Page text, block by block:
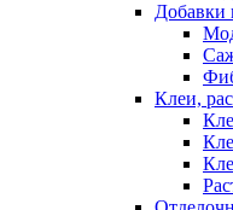
Добавки
Клеи,